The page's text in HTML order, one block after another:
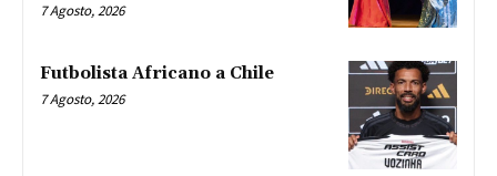
7 Agosto, 2026
Futbolista Africano a Chile
7 Agosto, 2026